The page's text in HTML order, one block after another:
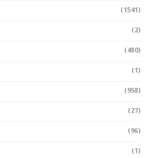
(1541)
(2)
(480)
(1)
(958)
(27)
(96)
(1)